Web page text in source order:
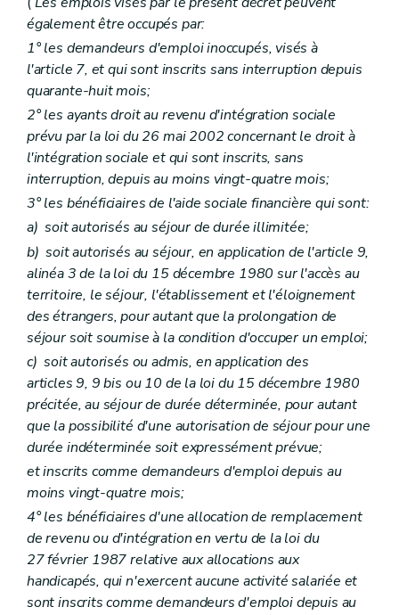
également être occupés par:
1° les demandeurs d'emploi inoccupés, visés à
l'article 7, et qui sont inscrits sans interruption depuis
quarante-huit mois;
2° les ayants droit au revenu d'intégration sociale
prévu par la loi du 26 mai 2002 concernant le droit à
l'intégration sociale et qui sont inscrits, sans
interruption, depuis au moins vingt-quatre mois;
3° les bénéficiaires de l'aide sociale financière qui sont:
a) soit autorisés au séjour de durée illimitée;
b) soit autorisés au séjour, en application de l'article 9,
alinéa 3 de la loi du 15 décembre 1980 sur l'accès au
territoire, le séjour, l'établissement et l'éloignement
des étrangers, pour autant que la prolongation de
séjour soit soumise à la condition d'occuper un emploi;
c) soit autorisés ou admis, en application des
articles 9, 9bis ou 10 de la loi du 15 décembre 1980
précitée, au séjour de durée déterminée, pour autant
que la possibilité d'une autorisation de séjour pour une
durée indéterminée soit expressément prévue;
et inscrits comme demandeurs d'emploi depuis au
moins vingt-quatre mois;
4° les bénéficiaires d'une allocation de remplacement
de revenu ou d'intégration en vertu de la loi du
27 février 1987 relative aux allocations aux
handicapés, qui n'exercent aucune activité salariée et
sont inscrits comme demandeurs d'emploi depuis au